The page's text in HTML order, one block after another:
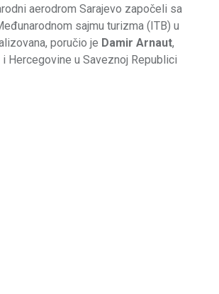
aerodrom Sarajevo započeli sa
sajmu turizma (ITB) u
poručio je Damir Arnaut,
Hercegovine u Saveznoj Republici